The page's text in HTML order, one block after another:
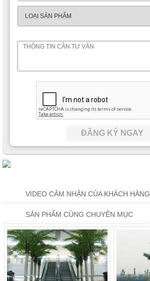
ĐĂNG KÝ NGAY
VIDEO CẢM NHẬN CỦA KHÁCH HÀNG
SẢN PHẨM CÙNG CHUYÊN MỤC